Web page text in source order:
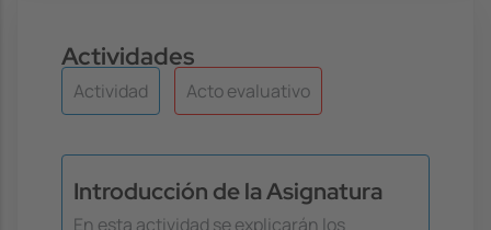
Actividades
Actividad Acto evaluativo
Introducción de la Asignatura
En esta actividad se explicarán los